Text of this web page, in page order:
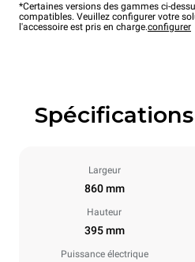
*Certaines versions des gammes ci-
compatibles. Veuillez configurer votre
l'accessoire est pris en charge.configurer
Largeur
860 mm
Hauteur
395 mm
Puissance électrique